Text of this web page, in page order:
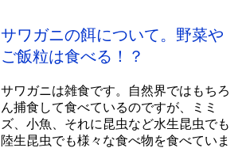
サワガニの餌について。野菜や
ご飯粒は食べる！？
サワガニは雑食です。自然界ではもちろ
ん捕食して食べているのですが、ミミ
ズ、小魚、それに昆虫など水生昆虫でも
陸生昆虫でも様々な食べ物を食べていま